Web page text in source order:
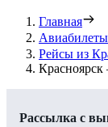
Главная
Авиабилеты
Рейсы из
Рассылка с